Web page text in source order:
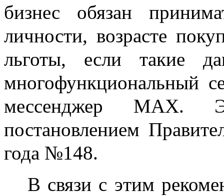
бизнес обязан
личности, возрасте
льготы, если такие
многофункциональный
мессенджер MAX.
постановлением
года №148.
В связи с этим